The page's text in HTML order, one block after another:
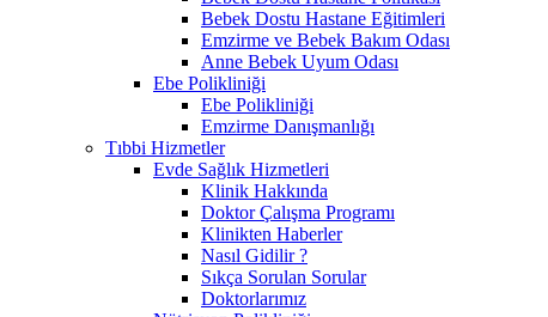
Bebek Dostu Hastane Eğitimleri
Emzirme ve Bebek Bakım Odası
Anne Bebek Uyum Odası
Ebe Polikliniği
Ebe Polikliniği
Emzirme Danışmanlığı
Tıbbi Hizmetler
Evde Sağlık Hizmetleri
Klinik Hakkında
Doktor Çalışma Programı
Klinikten Haberler
Nasıl Gidilir ?
Sıkça Sorulan Sorular
Doktorlarımız